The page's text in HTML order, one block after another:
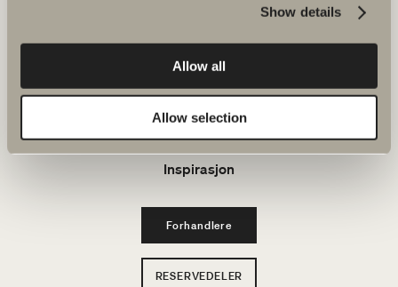
Show details
Allow all
Allow selection
Serier
Tegneverktøy
Bærekraft
Inspirasjon
Forhandlere
RESERVEDELER